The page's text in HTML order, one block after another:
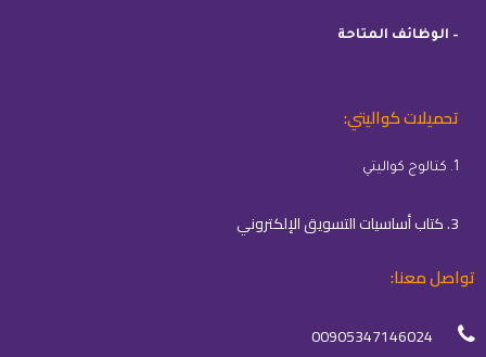
– الوظائف المتاحة
تحميلات كواليتي:
1. كتالوج كواليتي
3. كتاب أساسيات التسويق الإلكتروني
تواصل معنا:
00905347146024